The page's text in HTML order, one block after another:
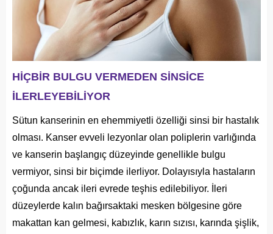
HİÇBİR BULGU VERMEDEN SİNSİCE
İLERLEYEBİLİYOR
Sütun kanserinin en ehemmiyetli özelliği sinsi bir hastalık
olması. Kanser evveli lezyonlar olan poliplerin varlığında
ve kanserin başlangıç düzeyinde genellikle bulgu
vermiyor, sinsi bir biçimde ilerliyor. Dolayısıyla hastaların
çoğunda ancak ileri evrede teşhis edilebiliyor. İleri
düzeylerde kalın bağırsaktaki mesken bölgesine göre
makattan kan gelmesi, kabızlık, karın sızısı, karında şişlik,